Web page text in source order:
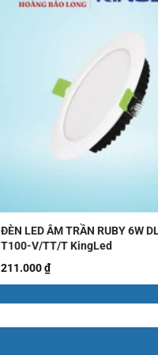
ĐÈN LED ÂM TRẦN RUBY 6W
T100-V/TT/T KingLed
211.000₫